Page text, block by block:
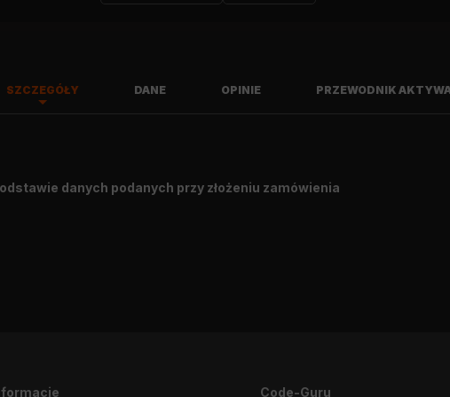
SZCZEGÓŁY DANE OPINIE PRZEWODNIK
danych podanych przy złożeniu zamówienia
Code-Guru